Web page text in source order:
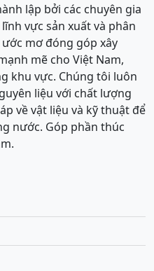
lập bởi các chuyên gia
vực sản xuất và phân
mơ đóng góp xây
mẽ cho Việt Nam,
khu vực. Chúng tôi luôn
liệu với chất lượng
về vật liệu và kỹ thuật để
nước. Góp phần thúc